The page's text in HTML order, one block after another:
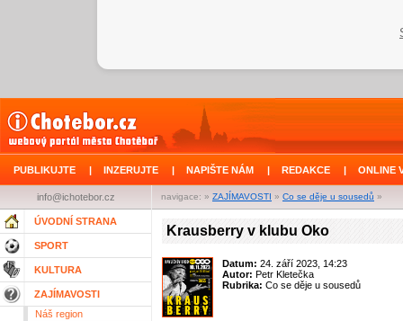
PUBLIKUJTE | INZERUJTE | NAPIŠTE NÁM | REDAKCE | ONLINE
navigace: » ZAJÍMAVOSTI » Co se děje u sousedů »
info@ichotebor.cz
ÚVODNÍ STRANA
SPORT
KULTURA
ZAJÍMAVOSTI
Náš region
Krausberry v klubu Oko
Datum: 24. září 2023, 14:23
Autor: Petr Kletečka
Rubrika: Co se děje u sousedů